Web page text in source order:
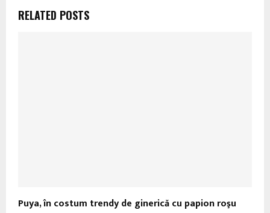
RELATED POSTS
Puya, în costum trendy de ginerică cu papion roşu